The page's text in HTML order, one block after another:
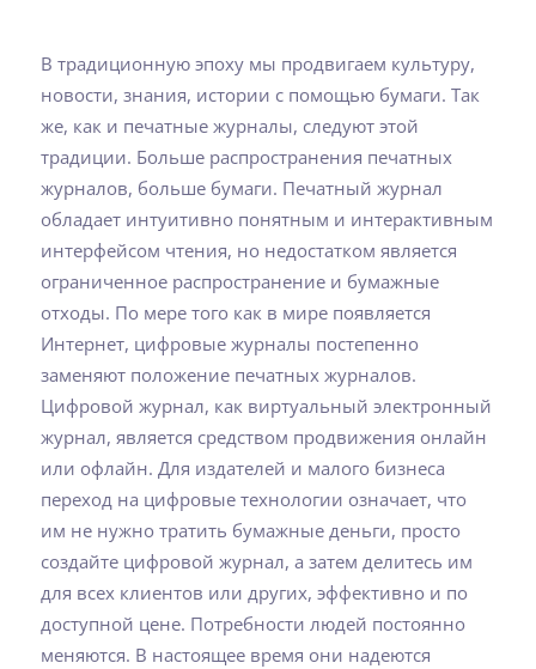
В традиционную эпоху мы продвигаем культуру,
новости, знания, истории с помощью бумаги. Так
же, как и печатные журналы, следуют этой
традиции. Больше распространения печатных
журналов, больше бумаги. Печатный журнал
обладает интуитивно понятным и интерактивным
интерфейсом чтения, но недостатком является
ограниченное распространение и бумажные
отходы. По мере того как в мире появляется
Интернет, цифровые журналы постепенно
заменяют положение печатных журналов.
Цифровой журнал, как виртуальный электронный
журнал, является средством продвижения онлайн
или офлайн. Для издателей и малого бизнеса
переход на цифровые технологии означает, что
им не нужно тратить бумажные деньги, просто
создайте цифровой журнал, а затем делитесь им
для всех клиентов или других, эффективно и по
доступной цене. Потребности людей постоянно
меняются. В настоящее время они надеются